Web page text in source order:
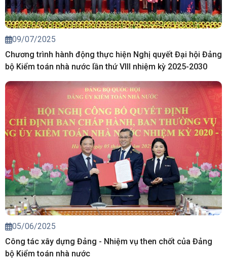
09/07/2025
Chương trình hành động thực hiện Nghị quyết Đại hội Đảng
bộ Kiểm toán nhà nước lần thứ VIII nhiệm kỳ 2025-2030
05/06/2025
Công tác xây dựng Đảng - Nhiệm vụ then chốt của Đảng
bộ Kiểm toán nhà nước